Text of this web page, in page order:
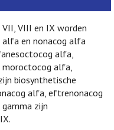
VIII en IX worden
en nonacog alfa
alfa,
alfa,
biosynthetische
alfa, eftrenonacog
zijn